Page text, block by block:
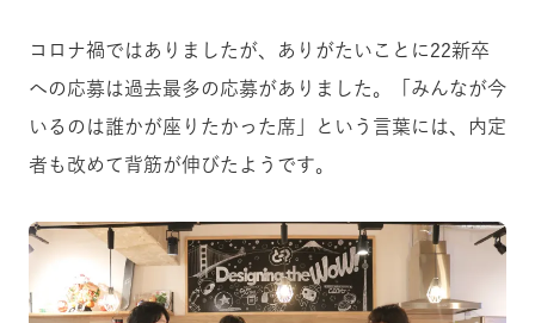
コロナ禍ではありましたが、ありがたいことに22新卒
への応募は過去最多の応募がありました。「みんなが今
いるのは誰かが座りたかった席」という言葉には、内定
者も改めて背筋が伸びたようです。